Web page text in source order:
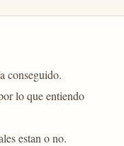
conseguido.
lo que entiendo
estan o no.